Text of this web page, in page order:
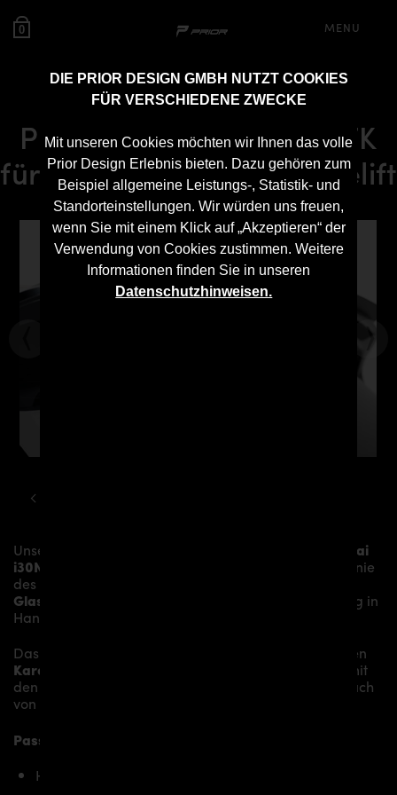
DIE PRIOR DESIGN GMBH NUTZT COOKIES
FÜR VERSCHIEDENE ZWECKE
Mit unseren Cookies möchten wir Ihnen das volle
Prior Design Erlebnis bieten. Dazu gehören zum
Beispiel allgemeine Leistungs-, Statistik- und
Standorteinstellungen. Wir würden uns freuen,
wenn Sie mit einem Klick auf „Akzeptieren“ der
Verwendung von Cookies zustimmen. Weitere
Informationen finden Sie in unseren
Datenschutzhinweisen.
0 MENU
PDN30X Dachspoiler GFK
für Hyundai i30N bis Facelift
Unser
Hyundai
i30N
mehr Dynamik und akzentuiert die sportliche Linie
des Fahrzeugs. Das Material besteht aus einem
Glasfaser- / Kunststoffverbund
und wird aufwändig in
Handarbeit laminiert und anschließend bearbeitet.
Das
sitzt auf den originalen
Karosserieteilen
somit
den individuellen Charakter und einen gewissen Hauch
von Rennsport-Flair.
Passend bei folgenden Hyundai i30N Modellen:
Hyundai i30N bis Facelift